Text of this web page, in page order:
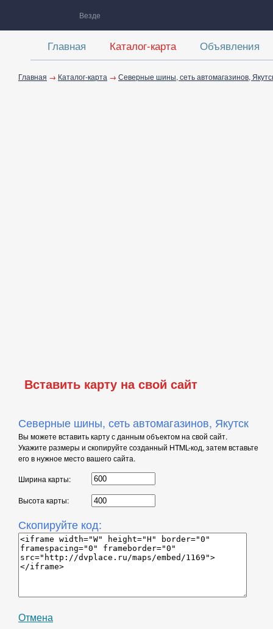
Везде
Главная Каталог-карта Объявления
Главная → Каталог-карта → Северные шины, сеть автомагазинов,
Вставить карту на свой сайт
Северные шины, сеть автомагазинов, Якутск
Вы можете вставить карту с данным объектом на свой сайт.
Укажите размеры и скопируйте созданный HTML-код, затем вставьте
его в нужное место вашего сайта.
Ширина карты:
Высота карты:
Скопируйте код:
Отмена